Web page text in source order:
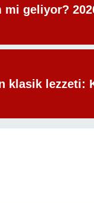
mi geliyor?
klasik lezzeti: